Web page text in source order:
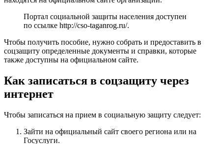
Портал социальной защиты населения доступен
по ссылке http://cso-taganrog.ru/.
Чтобы получить пособие, нужно собрать и предоставить в
соцзащиту определенные документы и справки, которые
также доступны на официальном сайте.
Как записаться в соцзащиту через
интернет
Чтобы записаться на прием в социальную защиту следует:
Зайти на официальный сайт своего региона или на
Госуслуги.